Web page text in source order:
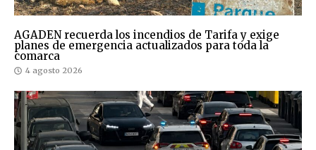
AGADEN recuerda los incendios de Tarifa y exige
planes de emergencia actualizados para toda la
comarca
4 agosto 2026